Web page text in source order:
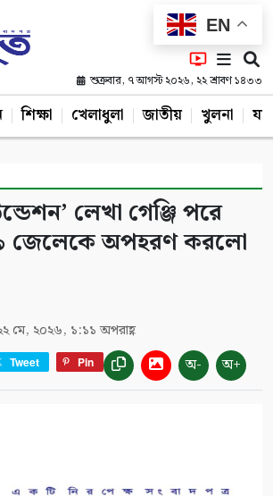
EN
শুক্রবার, ৭ আগস্ট ২০২৬, ২২ শ্রাবণ ১৪৩৩
শিক্ষা খেলাধুলা জাতীয় খুলনা
লেখা গেঞ্জি পরে
জেলেকে অপহরণ করলো
মে, ২০২৬, ১:১১ অপরাহ্ণ
Tweet Pin অ- অ+